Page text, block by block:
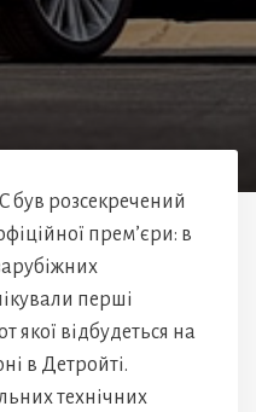
був розсекречений
прем’єри: в
перші
якої відбудеться на
в Детройті.
технічних